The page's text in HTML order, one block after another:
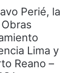
Perié, la
Lima y
Reano –